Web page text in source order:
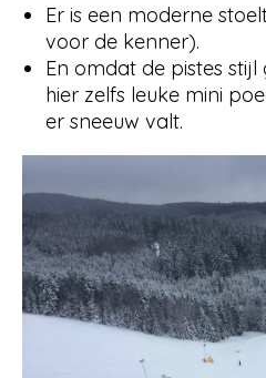
Er is een moderne
voor de kenner).
En omdat de pistes
hier zelfs leuke mini
er sneeuw valt.